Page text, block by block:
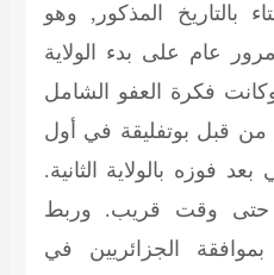
بالتاريخ المذكور, وهو
عام على بدء الولاية
وكانت فكرة العفو الشامل
قبل بوتفليقة في أول
فوزه بالولاية الثانية.
حتى وقت قريب. وربط
بموافقة الجزائريين في